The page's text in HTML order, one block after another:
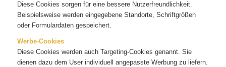
Diese Cookies sorgen für eine bessere Nutzerfreundlichkeit.
Beispielsweise werden eingegebene Standorte, Schriftgrößen
oder Formulardaten gespeichert.
Werbe-Cookies
Diese Cookies werden auch Targeting-Cookies genannt. Sie
dienen dazu dem User individuell angepasste Werbung zu liefern.